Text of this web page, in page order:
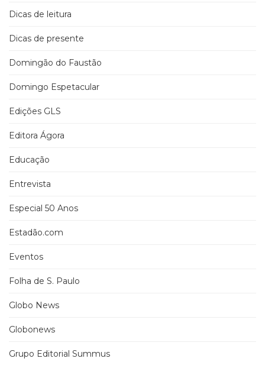
Dicas de leitura
Dicas de presente
Domingão do Faustão
Domingo Espetacular
Edições GLS
Editora Ágora
Educação
Entrevista
Especial 50 Anos
Estadão.com
Eventos
Folha de S. Paulo
Globo News
Globonews
Grupo Editorial Summus